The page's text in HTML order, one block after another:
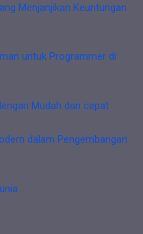
Menjanjikan Keuntungan
untuk Programmer di
Mudah dan cepat
dalam Pengembangan